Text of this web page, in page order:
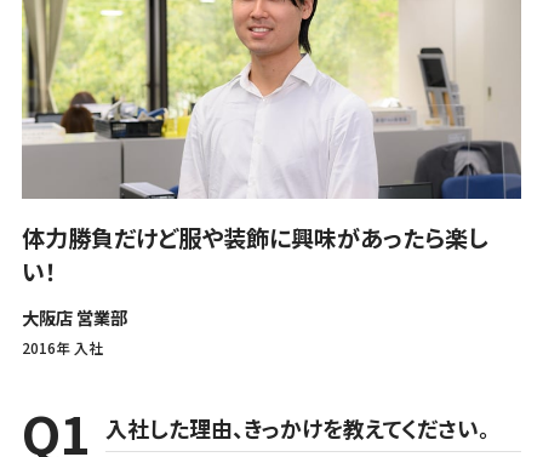
体力勝負だけど服や装飾に興味があったら楽し
い！
大阪店 営業部
2016年 入社
入社した理由、きっかけを教えてください。